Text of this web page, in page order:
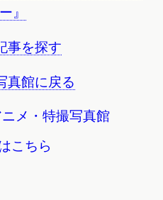
』
事を探す
真館に戻る
メ・特撮写真館
こちら